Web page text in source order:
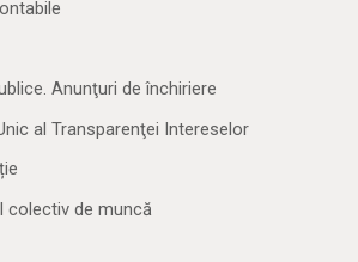
Anunţuri de închiriere
al Transparenţei Intereselor
colectiv de muncă